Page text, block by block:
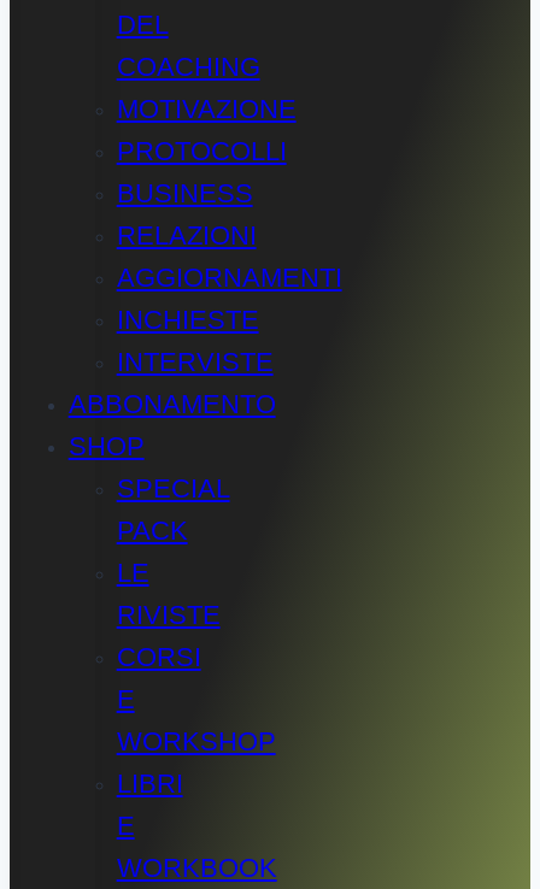
DEL
COACHING
MOTIVAZIONE
PROTOCOLLI
BUSINESS
RELAZIONI
AGGIORNAMENTI
INCHIESTE
INTERVISTE
ABBONAMENTO
SHOP
SPECIAL
PACK
LE
RIVISTE
CORSI
E
WORKSHOP
LIBRI
E
WORKBOOK